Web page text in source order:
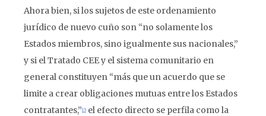
Ahora bien, si los sujetos de este ordenamiento
jurídico de nuevo cuño son “no solamente los
Estados miembros, sino igualmente sus nacionales,”
y si el Tratado CEE y el sistema comunitario en
general constituyen “más que un acuerdo que se
limite a crear obligaciones mutuas entre los Estados
contratantes,”15 el efecto directo se perfila como la